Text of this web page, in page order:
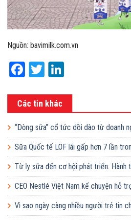
Nguồn: bavimilk.com.vn
Facebook
Twitter
Các tin khác
“Dòng sữa” cổ tức dồi dào từ doanh
Sữa Quốc tế LOF lãi gấp hơn 7 lần
Từ ly sữa đến cơ hội phát triển: Hành
em Việt của Vinamilk
CEO Nestlé Việt Nam kể chuyện hỗ
tăng quy mô gấp 10 lần
Vì sao ngày càng nhiều người trẻ tin